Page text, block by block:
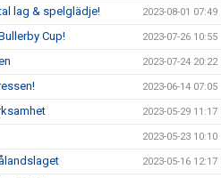
lag & spelglädje! 2023-08-01 07:49
Cup! 2023-07-26 10:55
2023-07-24 20:22
2023-06-14 07:05
2023-05-29 11:17
2023-05-23 10:10
2023-05-16 12:17